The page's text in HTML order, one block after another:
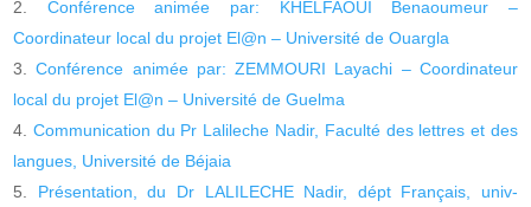
Conférence animée par: KHELFAOUI Benaoumeur –
Coordinateur local du projet El@n – Université de Ouargla
Conférence animée par: ZEMMOURI Layachi – Coordinateur
local du projet El@n – Université de Guelma
Communication du Pr Lalileche Nadir, Faculté des lettres et des
langues, Université de Béjaia
Présentation, du Dr LALILECHE Nadir, dépt Français, univ-